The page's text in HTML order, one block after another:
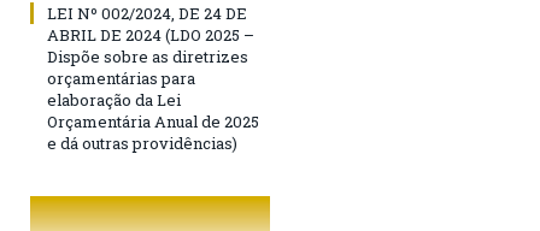
LEI Nº 002/2024, DE 24 DE
ABRIL DE 2024 (LDO 2025 –
Dispõe sobre as diretrizes
orçamentárias para
elaboração da Lei
Orçamentária Anual de 2025
e dá outras providências)